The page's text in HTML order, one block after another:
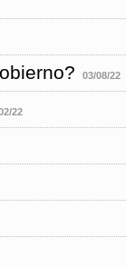
03/08/22
22